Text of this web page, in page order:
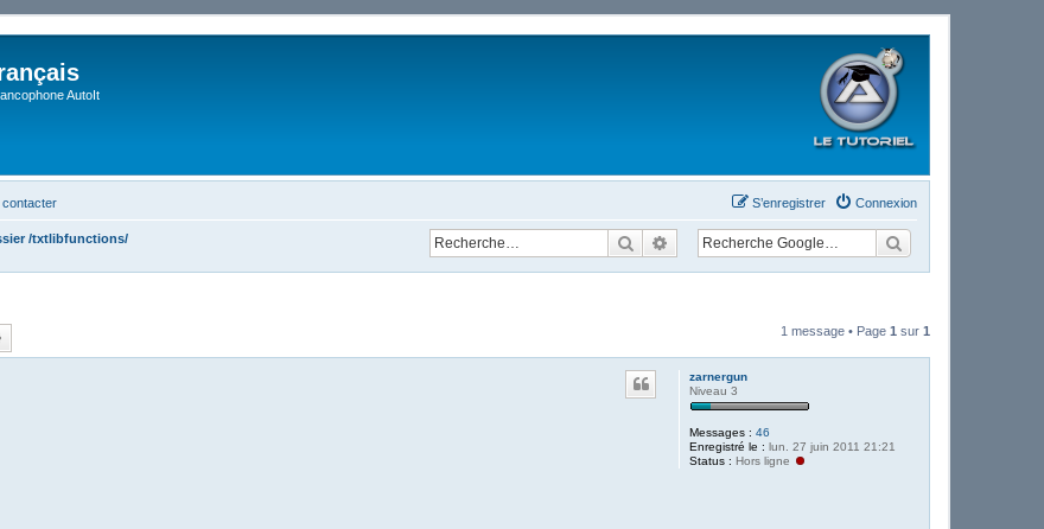
AutoIt
contacter Connexion
S’enregistrer
/txtlibfunctions/ RechercherRecherche avancée
1 message • Page 1 sur 1
zarnergun
Niveau 3
Messages : 46
Enregistré le : lun. 27 juin 2011 21:21
Status : Hors ligne